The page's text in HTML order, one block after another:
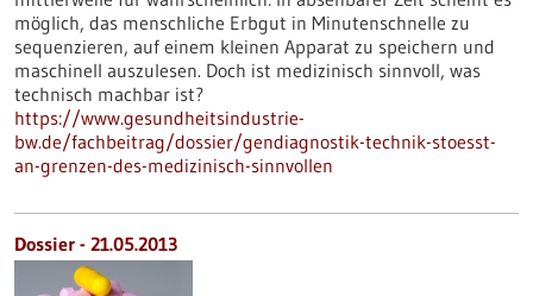
möglich, das menschliche Erbgut in Minutenschnelle zu
sequenzieren, auf einem kleinen Apparat zu speichern und
maschinell auszulesen. Doch ist medizinisch sinnvoll, was
technisch machbar ist?
https://www.gesundheitsindustrie-
bw.de/fachbeitrag/dossier/gendiagnostik-technik-stoesst-
an-grenzen-des-medizinisch-sinnvollen
Dossier - 21.05.2013